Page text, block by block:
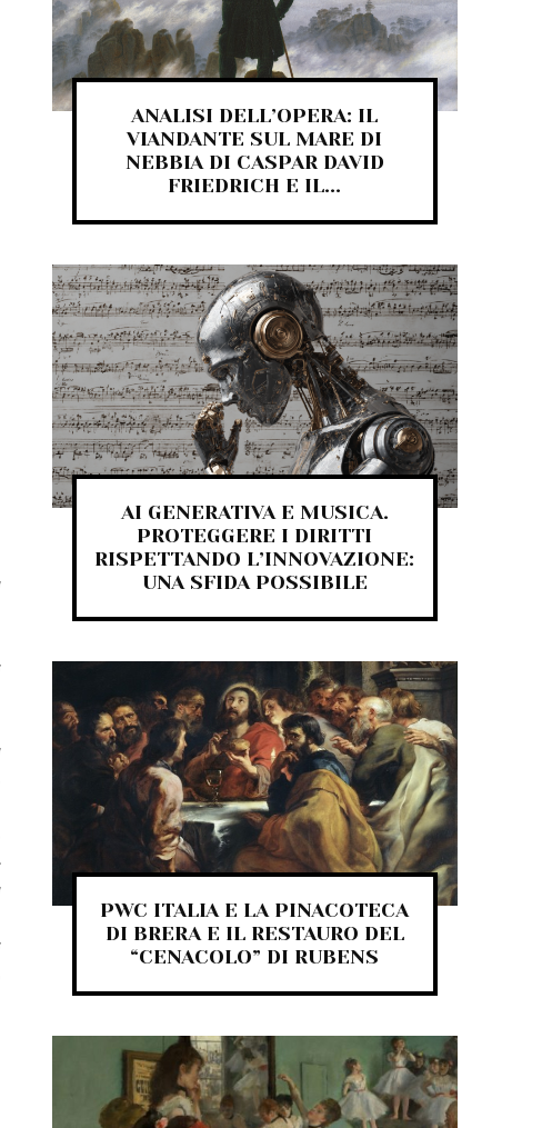
ANALISI DELL’OPERA: IL
VIANDANTE SUL MARE DI
NEBBIA DI CASPAR DAVID
FRIEDRICH E IL...
AI GENERATIVA E MUSICA.
PROTEGGERE I DIRITTI
RISPETTANDO L’INNOVAZIONE:
UNA SFIDA POSSIBILE
PWC ITALIA E LA PINACOTECA
DI BRERA E IL RESTAURO DEL
“CENACOLO” DI RUBENS